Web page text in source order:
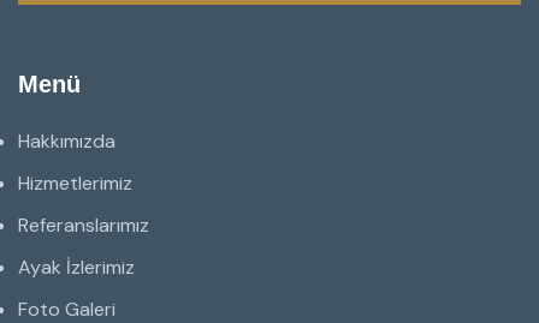
Menü
Hakkımızda
Hizmetlerimiz
Referanslarımız
Ayak İzlerimiz
Foto Galeri